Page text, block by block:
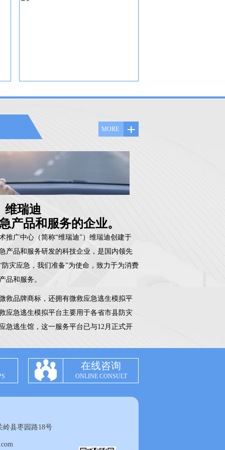
MORE
维瑞迪
产品和服务的企业。
推广中心（简称“维瑞迪”）维瑞迪创建于
产品和服务研发的科技企业，是国内领先
灾应急，我们准备”为使命，致力于为消费
品和服务。
救品牌商标，还拥有微救应急逃生模拟平
应急逃生模拟平台主要用于各省市县防灾
急逃生馆，这一服务平台已与12月正式开
年4月登陆苹果商店，微救App主要利用
提供的全国省市县各类应急资讯，时时同
在线咨询
ONLINE CONSULT
岭县枣园路18号